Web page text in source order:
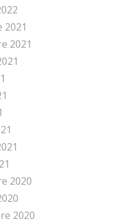
2021
2021
2020
2020